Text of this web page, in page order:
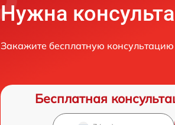
Нужна
Закажите бесплатную консультацию
Бесплатная